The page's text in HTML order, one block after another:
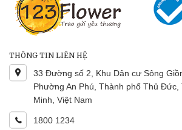
THÔNG TIN LIÊN HỆ
33 Đường số 2, Khu Dân cư Sông
Phường An Phú, Thành phố Thủ Đức,
Minh, Việt Nam
1800 1234